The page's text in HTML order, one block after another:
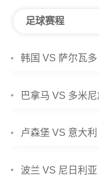
足球赛程
韩国 VS 萨尔瓦多
巴拿马 VS 多米
卢森堡 VS 意大利
波兰 VS 尼日利亚